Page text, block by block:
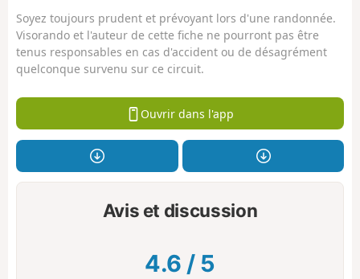
Soyez toujours prudent et prévoyant lors d'une randonnée.
Visorando et l'auteur de cette fiche ne pourront pas être
tenus responsables en cas d'accident ou de désagrément
quelconque survenu sur ce circuit.
Ouvrir dans l'app
Avis et discussion
4.6 / 5